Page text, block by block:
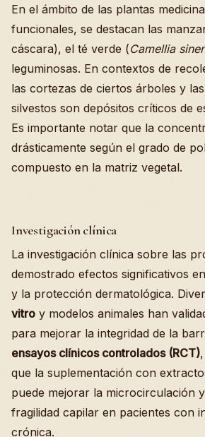
En el ámbito de las plantas
funcionales, se destacan las
cáscara), el té verde (Camellia
leguminosas. En contextos de
las cortezas de ciertos árboles y
silvestos son depósitos críticos de
Es importante notar que la
drásticamente según el grado de
compuesto en la matriz vegetal.
Investigación clínica
La investigación clínica sobre las
demostrado efectos significativos
y la protección dermatológica.
vitro y modelos animales han
para mejorar la integridad de la
ensayos clínicos controlados (RCT)
que la suplementación con
puede mejorar la microcirculación
fragilidad capilar en pacientes con
crónica.